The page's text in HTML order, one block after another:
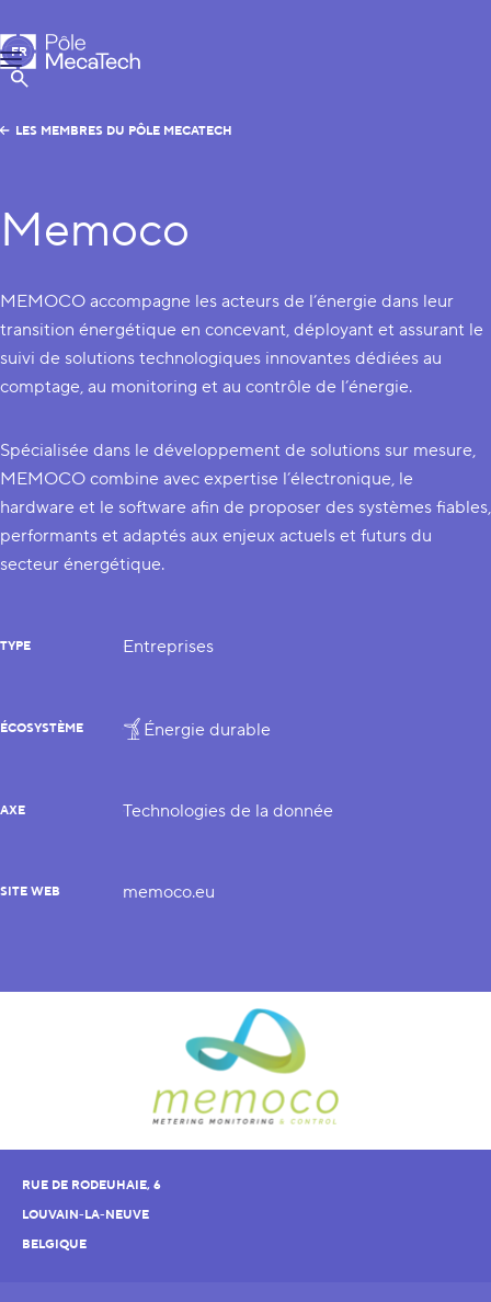
Pôle MecaTech
Menu
Afficher la Recherche
FR
EN
LES MEMBRES DU PÔLE MECATECH
Memoco
MEMOCO accompagne les acteurs de l’énergie dans leur
transition énergétique en concevant, déployant et assurant le
suivi de solutions technologiques innovantes dédiées au
comptage, au monitoring et au contrôle de l’énergie.
Spécialisée dans le développement de solutions sur mesure,
MEMOCO combine avec expertise l’électronique, le
hardware et le software afin de proposer des systèmes fiables,
performants et adaptés aux enjeux actuels et futurs du
secteur énergétique.
TYPE Entreprises
ÉCOSYSTÈME Énergie durable
AXE Technologies de la donnée
SITE WEB memoco.eu
RUE DE RODEUHAIE, 6
LOUVAIN-LA-NEUVE
BELGIQUE